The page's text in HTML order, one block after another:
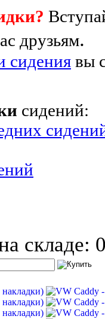
друзьям.
сидения вы
сидений:
складе: